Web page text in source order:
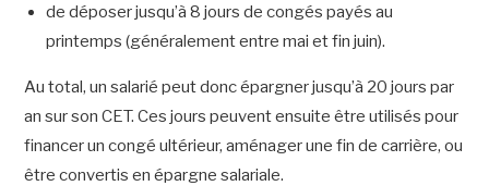
de déposer jusqu’à 8 jours de congés payés au
printemps (généralement entre mai et fin juin).
Au total, un salarié peut donc épargner jusqu’à 20 jours par
an sur son CET. Ces jours peuvent ensuite être utilisés pour
financer un congé ultérieur, aménager une fin de carrière, ou
être convertis en épargne salariale.